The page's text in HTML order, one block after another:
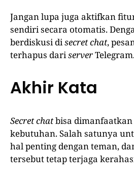
Jangan lupa juga aktifkan
sendiri secara otomatis.
berdiskusi disecret chat,
terhapus dariserver
Akhir Kata
Secret chatbisa
kebutuhan. Salah satunya
hal penting dengan teman,
tersebut tetap terjaga